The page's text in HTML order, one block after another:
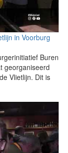
in Voorburg
Buren
georganiseerd
Vlietlijn. Dit is